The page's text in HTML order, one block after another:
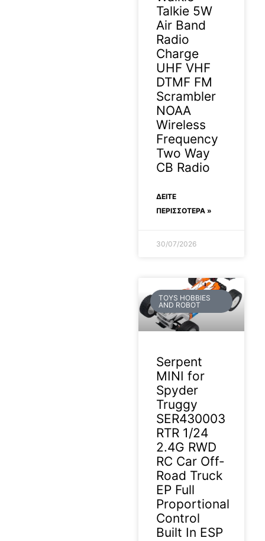
Talkie 5W
Air Band
Radio
Charge
UHF VHF
DTMF FM
Scrambler
NOAA
Wireless
Frequency
Two Way
CB Radio
ΔΕΊΤΕ
ΠΕΡΙΣΣΟΤΕΡΑ »
30/07/2026
TOYS HOBBIES
AND ROBOT
Serpent
MINI for
Spyder
Truggy
SER430003
RTR 1/24
2.4G RWD
RC Car Off-
Road Truck
EP Full
Proportional
Control
Built In ESP